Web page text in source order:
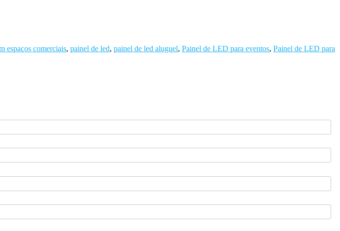
espaços comerciais, painel de led, painel de led aluguel, Painel de LED para eventos, Painel de LED para